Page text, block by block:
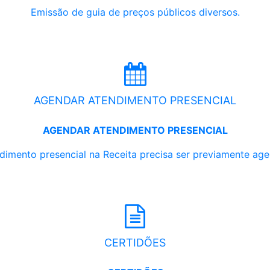
Emissão de guia de preços públicos diversos.
AGENDAR ATENDIMENTO PRESENCIAL
AGENDAR ATENDIMENTO PRESENCIAL
presencial na Receita precisa ser previamente
CERTIDÕES